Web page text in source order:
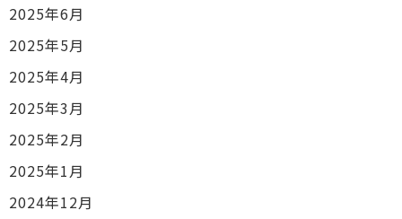
2025年6月
2025年5月
2025年4月
2025年3月
2025年2月
2025年1月
2024年12月